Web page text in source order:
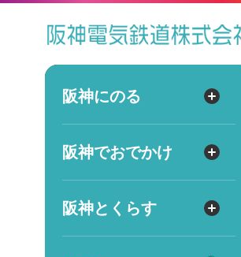
阪神にのる
阪神にのる
阪神でおでかけ
阪神でおでかけ
阪神とくらす
阪神とくらす
出発
到着